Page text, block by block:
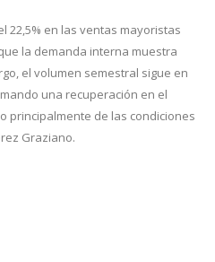
22,5% en las ventas mayoristas
la demanda interna muestra
el volumen semestral sigue en
una recuperación en el
principalmente de las condiciones
Graziano.